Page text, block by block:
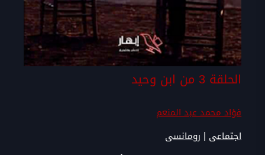
الحلقة 3 من ابن وحيد
فؤاد محمد عبد المنعم
اجتماعى |رومانسى